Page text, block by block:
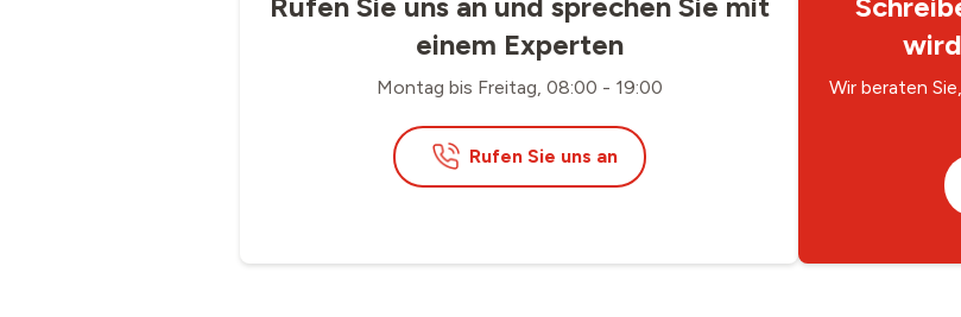
einem Experten
Montag bis Freitag, 08:00 - 19:00
Rufen Sie uns an
Wir beraten